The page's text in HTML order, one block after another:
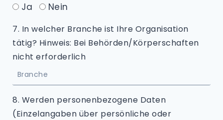
Ja Nein
7. In welcher Branche ist Ihre Organisation
tätig? Hinweis: Bei Behörden/Körperschaften
nicht erforderlich
8. Werden personenbezogene Daten
(Einzelangaben über persönliche oder